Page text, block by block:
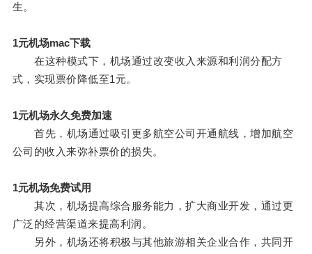
生。
1元机场mac下载
在这种模式下，机场通过改变收入来源和利润分配方
式，实现票价降低至1元。
1元机场永久免费加速
首先，机场通过吸引更多航空公司开通航线，增加航空
公司的收入来弥补票价的损失。
1元机场免费试用
其次，机场提高综合服务能力，扩大商业开发，通过更
广泛的经营渠道来提高利润。
另外，机场还将积极与其他旅游相关企业合作，共同开